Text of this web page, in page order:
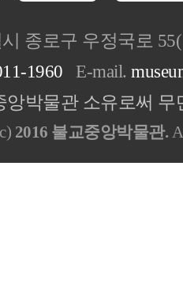
종로구 우정국로
1960 E-mail.
앙박물관 소유로써
2016 불교중앙박물관.